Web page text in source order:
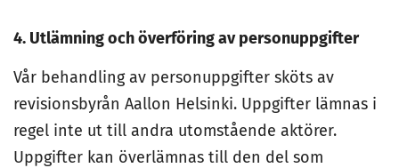
4. Utlämning och överföring av personuppgifter
Vår behandling av personuppgifter sköts av
revisionsbyrån Aallon Helsinki. Uppgifter lämnas i
regel inte ut till andra utomstående aktörer.
Uppgifter kan överlämnas till den del som